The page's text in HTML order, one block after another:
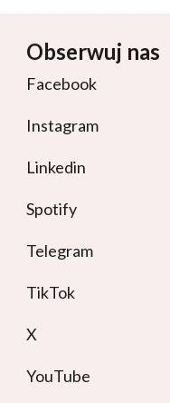
Obserwuj nas
Facebook
Instagram
Linkedin
Spotify
Telegram
TikTok
X
YouTube